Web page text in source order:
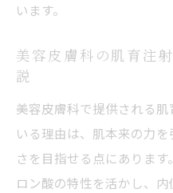
います。
美容皮膚科の肌育注
説
美容皮膚科で提供される
いる理由は、肌本来の力
さを目指せる点にありま
ロン酸の特性を活かし、